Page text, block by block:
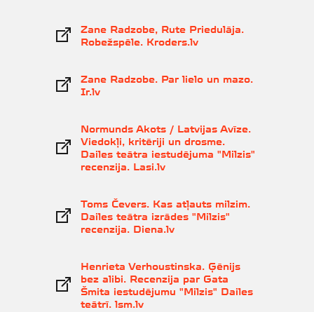
Zane Radzobe, Rute Priedulāja.
Robežspēle. Kroders.lv
Zane Radzobe. Par lielo un mazo.
Ir.lv
Normunds Akots / Latvijas Avīze.
Viedokļi, kritēriji un drosme.
Dailes teātra iestudējuma "Milzis"
recenzija. Lasi.lv
Toms Čevers. Kas atļauts milzim.
Dailes teātra izrādes "Milzis"
recenzija. Diena.lv
Henrieta Verhoustinska. Ģēnijs
bez alibi. Recenzija par Gata
Šmita iestudējumu "Milzis" Dailes
teātrī. lsm.lv